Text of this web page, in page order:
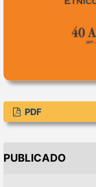
PDF
PUBLICADO